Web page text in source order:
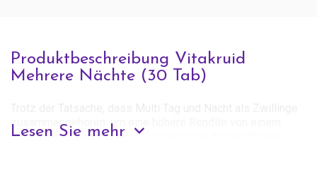
Produktbeschreibung Vitakruid
Mehrere Nächte (30 Tab)
zusammengehören, um eine höhere Rendite von einem
Multi zu erzielen, hat der Erfolg auch die Notwendigkeit
Lesen Sie mehr